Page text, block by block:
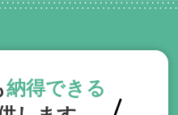
納得できる